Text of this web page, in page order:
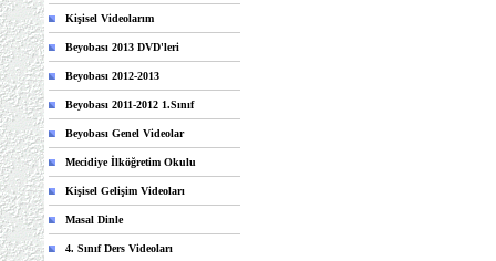
Kişisel Videolarım
Beyobası 2013 DVD'leri
Beyobası 2012-2013
Beyobası 2011-2012 1.Sınıf
Beyobası Genel Videolar
Mecidiye İlköğretim Okulu
Kişisel Gelişim Videoları
Masal Dinle
4. Sınıf Ders Videoları